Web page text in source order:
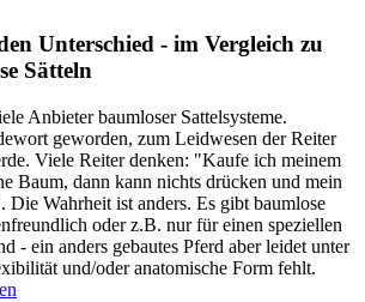
Unterschied - im Vergleich zu
Sätteln
Anbieter baumloser Sattelsysteme.
geworden, zum Leidwesen der Reiter
Viele Reiter denken: "Kaufe ich meinem
Baum, dann kann nichts drücken und mein
Wahrheit ist anders. Es gibt baumlose
oder z.B. nur für einen speziellen
- ein anders gebautes Pferd aber leidet unter
und/oder anatomische Form fehlt.